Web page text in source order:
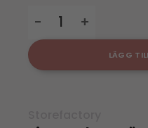
LÄGG